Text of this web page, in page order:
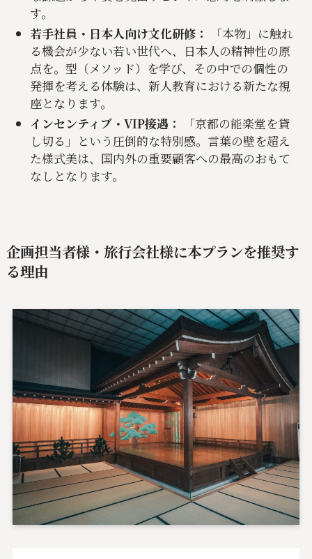
す。
若手社員・日本人向け文化研修：
「本物」に触れ
る機会が少ない若い世代へ、日本人の精神性の原
点を。型（メソッド）を学び、その中での個性の
発揮を考える体験は、新人教育における新たな視
座となります。
インセンティブ・VIP接遇：
「京都の能楽堂を貸
し切る」という圧倒的な特別感。言葉の壁を超え
た様式美は、国内外の重要顧客への最高のおもて
なしとなります。
企画担当者様・旅行会社様に本プランを推奨す
る理由